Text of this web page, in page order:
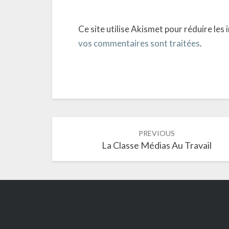
Ce site utilise Akismet pour réduire les
vos commentaires sont traitées.
navigation
PREVIOUS
La Classe Médias Au Travail